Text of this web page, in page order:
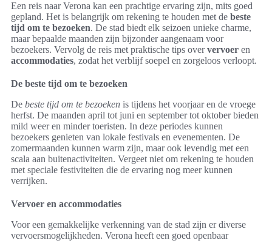
Een reis naar Verona kan een prachtige ervaring zijn, mits goed
gepland. Het is belangrijk om rekening te houden met de beste
tijd om te bezoeken. De stad biedt elk seizoen unieke charme,
maar bepaalde maanden zijn bijzonder aangenaam voor
bezoekers. Vervolg de reis met praktische tips oververvoer en
accommodaties, zodat het verblijf soepel en zorgeloos verloopt.
De beste tijd om te bezoeken
De beste tijd om te bezoeken is tijdens het voorjaar en de vroege
herfst. De maanden april tot juni en september tot oktober bieden
mild weer en minder toeristen. In deze periodes kunnen
bezoekers genieten van lokale festivals en evenementen. De
zomermaanden kunnen warm zijn, maar ook levendig met een
scala aan buitenactiviteiten. Vergeet niet om rekening te houden
met speciale festiviteiten die de ervaring nog meer kunnen
verrijken.
Vervoer en accommodaties
Voor een gemakkelijke verkenning van de stad zijn er diverse
vervoersmogelijkheden. Verona heeft een goed openbaar